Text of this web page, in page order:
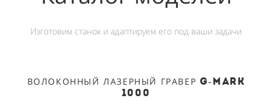
Изготовим станок и адаптируем его под ваши задачи
ВОЛОКОННЫЙ ЛАЗЕРНЫЙ ГРАВЕР G-MARK
1000